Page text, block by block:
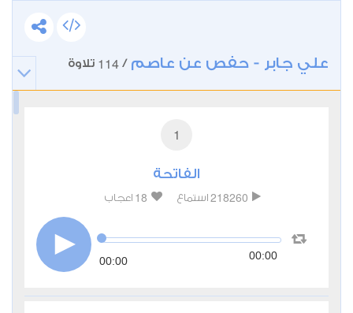
علي جابر - حفص عن عاصم /
114 تلاوة
1
الفاتحة
218260 استماع 18 اعجاب
00:00 00:00